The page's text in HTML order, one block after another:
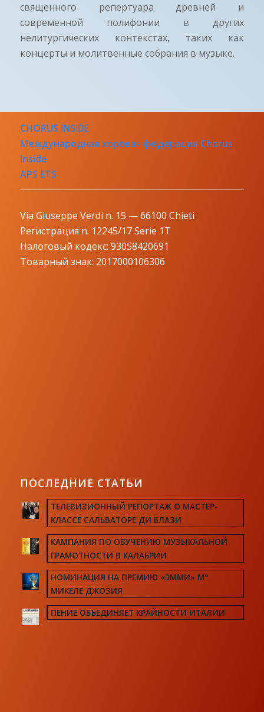
священного репертуара древней и
современной полифонии в других
нелитургических контекстах, таких как
концерты и молитвенные собрания в музыке.
CHORUS INSIDE
Международная хоровая федерация Chorus
Inside
APS ETS
Via Giuseppe Verdi n. 15 — 66100 Chieti
Регистрация n. 12245/17 Serie 1T
Налоговый кодекс: 93058420691
Товарный знак: 2017000106306
ПОСЛЕДНИЕ СТАТЬИ
ТЕЛЕВИЗИОННЫЙ РЕПОРТАЖ О МАСТЕР-
КЛАССЕ САЛЬВАТОРЕ ДИ БЛАЗИ
КАМПАНИЯ ПО ОБУЧЕНИЮ МУЗЫКАЛЬНОЙ
ГРАМОТНОСТИ В КАЛАБРИИ
НОМИНАЦИЯ НА ПРЕМИЮ «ЭММИ» М°
МИКЕЛЕ ДЖОЗИЯ
ПЕНИЕ ОБЪЕДИНЯЕТ КРАЙНОСТИ ИТАЛИИ